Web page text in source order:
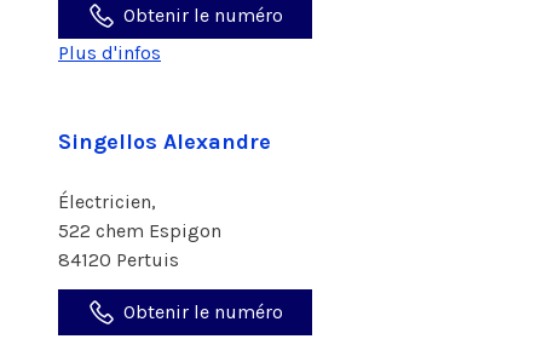
Obtenir le numéro
Plus d'infos
Singellos Alexandre
Électricien,
522 chem Espigon
84120 Pertuis
Obtenir le numéro